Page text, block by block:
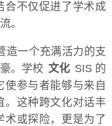
合不仅促进了学术成
。
造一个充满活力的支
。学校 文化 SIS 的
参与者能够与来自
。这种跨文化对话丰
术或探险，更是为了